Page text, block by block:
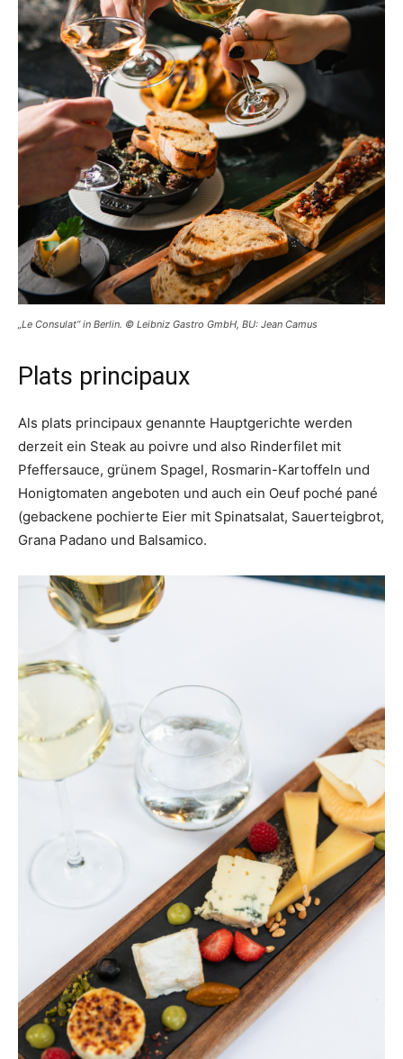
„Le Consulat“ in Berlin. © Leibniz Gastro GmbH, BU: Jean Camus
Plats principaux
Als plats principaux genannte Hauptgerichte werden
derzeit ein Steak au poivre und also Rinderfilet mit
Pfeffersauce, grünem Spagel, Rosmarin-Kartoffeln und
Honigtomaten angeboten und auch ein Oeuf poché pané
(gebackene pochierte Eier mit Spinatsalat, Sauerteigbrot,
Grana Padano und Balsamico.